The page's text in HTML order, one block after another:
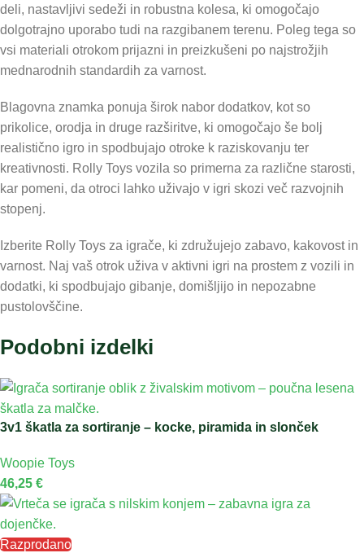
deli, nastavljivi sedeži in robustna kolesa, ki omogočajo
dolgotrajno uporabo tudi na razgibanem terenu. Poleg tega so
vsi materiali otrokom prijazni in preizkušeni po najstrožjih
mednarodnih standardih za varnost.
Blagovna znamka ponuja širok nabor dodatkov, kot so
prikolice, orodja in druge razširitve, ki omogočajo še bolj
realistično igro in spodbujajo otroke k raziskovanju ter
kreativnosti. Rolly Toys vozila so primerna za različne starosti,
kar pomeni, da otroci lahko uživajo v igri skozi več razvojnih
stopenj.
Izberite Rolly Toys za igrače, ki združujejo zabavo, kakovost in
varnost. Naj vaš otrok uživa v aktivni igri na prostem z vozili in
dodatki, ki spodbujajo gibanje, domišljijo in nepozabne
pustolovščine.
Podobni izdelki
3v1 škatla za sortiranje – kocke, piramida in slonček
Woopie Toys
46,25 €
Razprodano